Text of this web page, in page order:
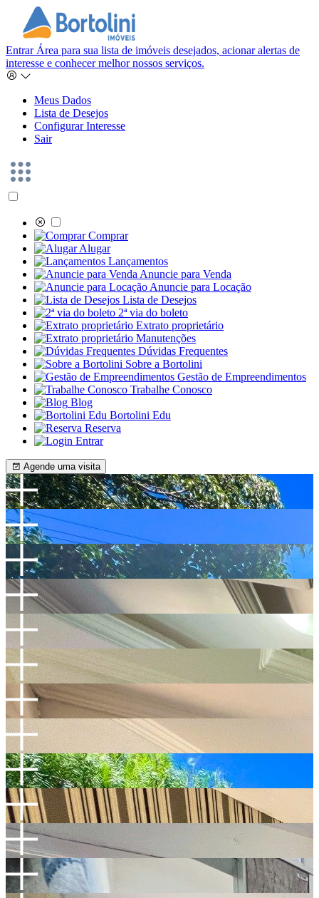
Entrar Área para sua lista de imóveis desejados, acionar alertas de
interesse e conhecer melhor nossos serviços.
Meus Dados
Lista de Desejos
Configurar Interesse
Sair
Comprar
Alugar
Lançamentos
Anuncie para Venda
Anuncie para Locação
Lista de Desejos
2ª via do boleto
Extrato proprietário
Manutenções
Dúvidas Frequentes
Sobre a Bortolini
Gestão de Empreendimentos
Trabalhe Conosco
Blog
Bortolini Edu
Reserva
Entrar
Agende uma visita